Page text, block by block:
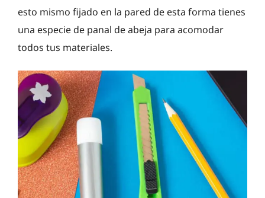
esto mismo fijado en la pared de esta forma tienes
una especie de panal de abeja para acomodar
todos tus materiales.